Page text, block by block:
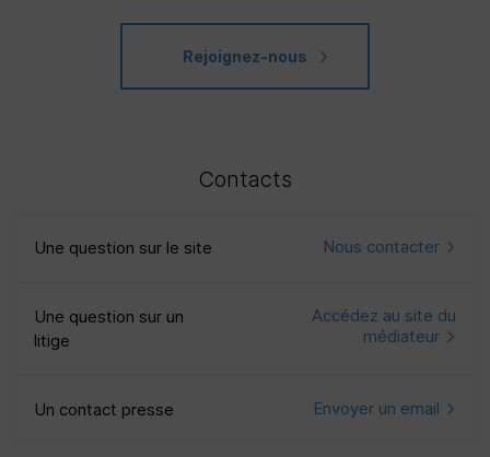
Rejoignez-nous
Contacts
Une question sur le site Nous contacter
Une question sur un
litige
Accédez au site du
médiateur
Un contact presse Envoyer un email